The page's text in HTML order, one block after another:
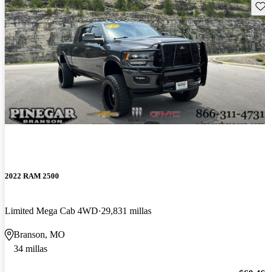
2022 RAM 2500
Limited Mega Cab 4WD 29,831 millas
Branson, MO
34 millas